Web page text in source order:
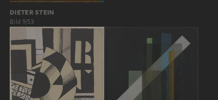
DIETER STEIN
Bild 9/53